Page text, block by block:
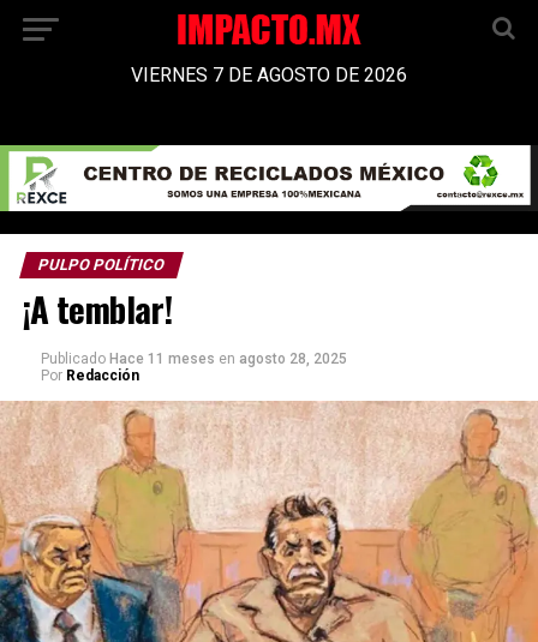
VIERNES 7 DE AGOSTO DE 2026
PULPO POLÍTICO
¡A temblar!
Publicado Hace 11 meses en agosto 28, 2025
Por Redacción